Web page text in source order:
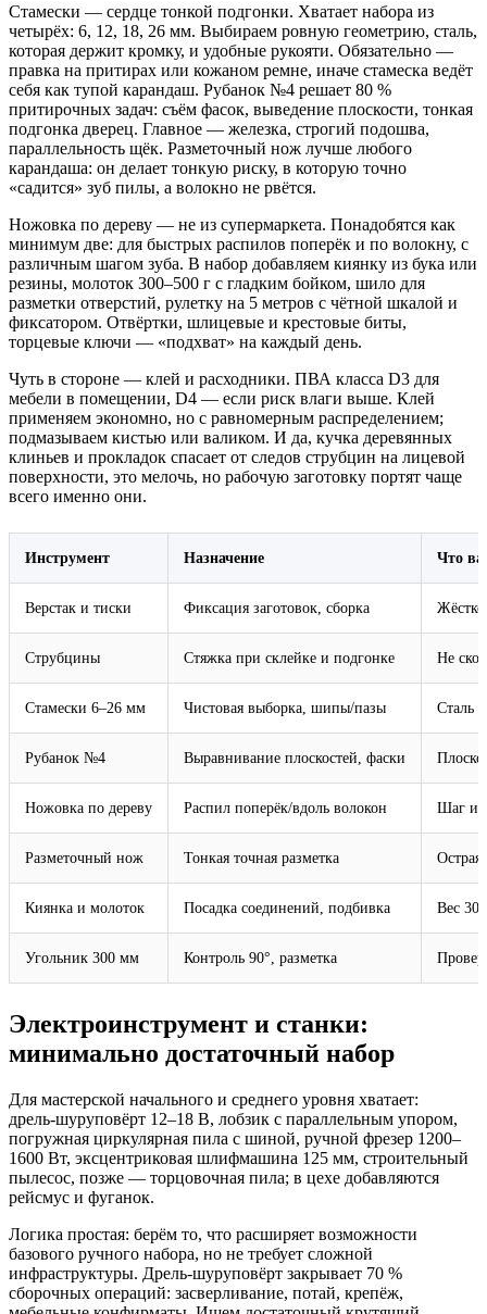
Стамески — сердце тонкой подгонки. Хватает набора из
четырёх: 6, 12, 18, 26 мм. Выбираем ровную геометрию, сталь,
которая держит кромку, и удобные рукояти. Обязательно —
правка на притирах или кожаном ремне, иначе стамеска ведёт
себя как тупой карандаш. Рубанок №4 решает 80 %
притирочных задач: съём фасок, выведение плоскости, тонкая
подгонка дверец. Главное — железка, строгий подошва,
параллельность щёк. Разметочный нож лучше любого
карандаша: он делает тонкую риску, в которую точно
«садится» зуб пилы, а волокно не рвётся.
Ножовка по дереву — не из супермаркета. Понадобятся как
минимум две: для быстрых распилов поперёк и по волокну, с
различным шагом зуба. В набор добавляем киянку из бука или
резины, молоток 300–500 г с гладким бойком, шило для
разметки отверстий, рулетку на 5 метров с чётной шкалой и
фиксатором. Отвёртки, шлицевые и крестовые биты,
торцевые ключи — «подхват» на каждый день.
Чуть в стороне — клей и расходники. ПВА класса D3 для
мебели в помещении, D4 — если риск влаги выше. Клей
применяем экономно, но с равномерным распределением;
подмазываем кистью или валиком. И да, кучка деревянных
клиньев и прокладок спасает от следов струбцин на лицевой
поверхности, это мелочь, но рабочую заготовку портят чаще
всего именно они.
Инструмент Назначение Что
Верстак и тиски Фиксация заготовок, сборка
Струбцины Стяжка при склейке и подгонке Не
Стамески 6–26 мм Чистовая выборка, шипы/пазы Сталь
Рубанок №4 Выравнивание плоскостей, фаски
Ножовка по дереву Распил поперёк/вдоль волокон Шаг и
Разметочный нож Тонкая точная разметка Острая
Киянка и молоток Посадка соединений, подбивка Вес
Угольник 300 мм Контроль 90°, разметка
Электроинструмент и станки:
минимально достаточный набор
Для мастерской начального и среднего уровня хватает:
дрель‑шуруповёрт 12–18 В, лобзик с параллельным упором,
погружная циркулярная пила с шиной, ручной фрезер 1200–
1600 Вт, эксцентриковая шлифмашина 125 мм, строительный
пылесос, позже — торцовочная пила; в цехе добавляются
рейсмус и фуганок.
Логика простая: берём то, что расширяет возможности
базового ручного набора, но не требует сложной
инфраструктуры. Дрель‑шуруповёрт закрывает 70 %
сборочных операций: засверливание, потай, крепёж,